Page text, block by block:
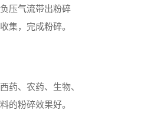
压气流带出粉碎
集，完成粉碎。
药、农药、生物、
的粉碎效果好。